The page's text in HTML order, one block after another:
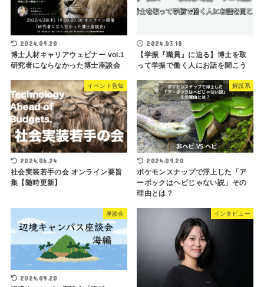
2024.09.20
博士人材キャリアウェビナー vol.1
研究者にならなかった博士座談会
2024.03.18
【学振『職員』に迫る】博士を取
って学振で働く人にお話を聞こう
イベント告知
2024.06.24
社会実装若手の会 オンライン要旨
集【随時更新】
解説系
2024.09.20
ポケモンスナップで浮上した「ア
ーボックはヘビじゃない説」その
理由とは？
座談会
2024.09.20
インタビュー